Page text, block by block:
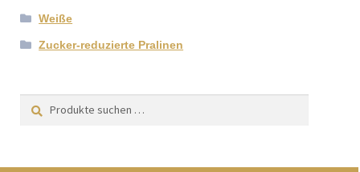
Weiße
Zucker-reduzierte Pralinen
Suchen
Suchen